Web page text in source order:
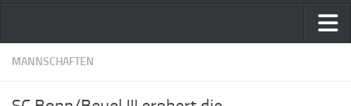
Home
MANNSCHAFTEN